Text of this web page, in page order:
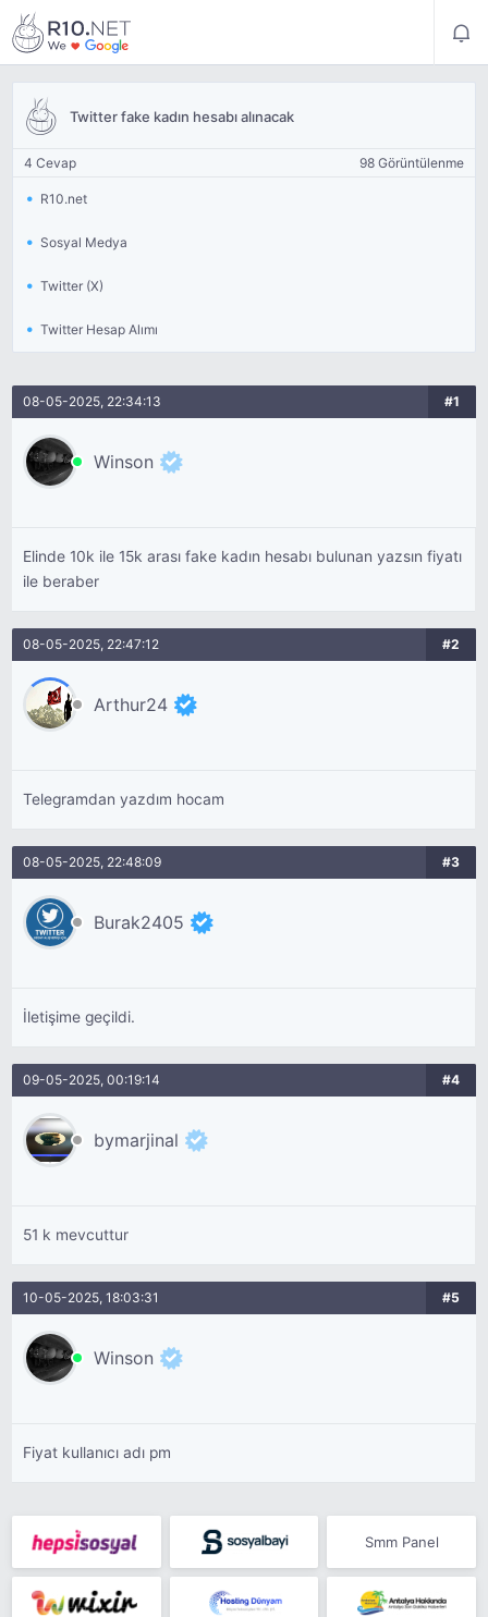
Twitter fake kadın hesabı alınacak
4 Cevap 98 Görüntülenme
R10.net
Sosyal Medya
Twitter (X)
Twitter Hesap Alımı
08-05-2025, 22:34:13 #1
Winson
Elinde 10k ile 15k arası fake kadın hesabı bulunan yazsın fiyatı
ile beraber
08-05-2025, 22:47:12 #2
Arthur24
Telegramdan yazdım hocam
08-05-2025, 22:48:09 #3
Burak2405
İletişime geçildi.
09-05-2025, 00:19:14 #4
bymarjinal
51 k mevcuttur
10-05-2025, 18:03:31 #5
Winson
Fiyat kullanıcı adı pm
Smm Panel